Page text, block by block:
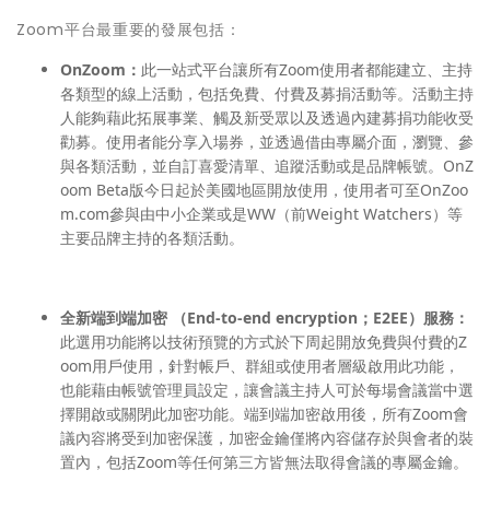
Zoom平台最重要的發展包括：
OnZoom： 此一站式平台讓所有Zoom使用者都能建立、主持
各類型的線上活動，包括免費、付費及募捐活動等。活動主持
人能夠藉此拓展事業、觸及新受眾以及透過內建募捐功能收受
勸募。使用者能分享入場券，並透過借由專屬介面，瀏覽、參
與各類活動，並自訂喜愛清單、追蹤活動或是品牌帳號。OnZ
oom Beta版今日起於美國地區開放使用，使用者可至OnZoo
m.com參與由中小企業或是WW（前Weight Watchers）等
主要品牌主持的各類活動。
全新端到端加密 （End-to-end encryption；E2EE）服務：
此選用功能將以技術預覽的方式於下周起開放免費與付費的Z
oom用戶使用，針對帳戶、群組或使用者層級啟用此功能，
也能藉由帳號管理員設定，讓會議主持人可於每場會議當中選
擇開啟或關閉此加密功能。端到端加密啟用後，所有Zoom會
議內容將受到加密保護，加密金鑰僅將內容儲存於與會者的裝
置內，包括Zoom等任何第三方皆無法取得會議的專屬金鑰。